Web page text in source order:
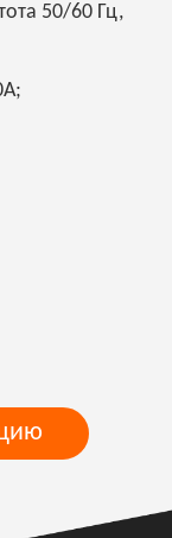
50/60 Гц,